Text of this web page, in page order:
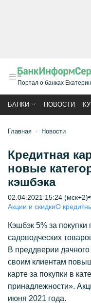
Портал о банках
БАНКИ НОВОСТИ
Главная Новости
Кредитная
новые
кэшбэка
02.04.2021 15:24 (мск+2)
Акции и скидкиО
Кэшбэк 5% за покупки
садоводческих
В преддверии
своим клиентам
карте за покупки в
принадлежности».
июня 2021 года.